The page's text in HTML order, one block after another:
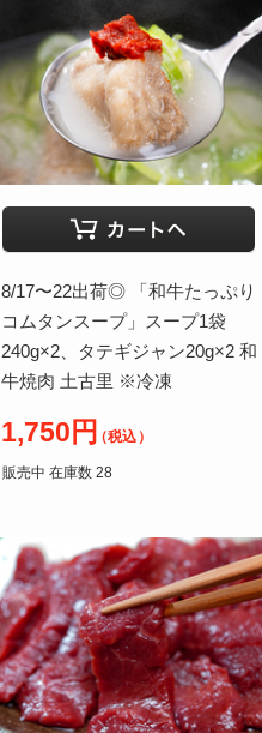
8/17〜22出荷◎ 「和牛たっぷり
コムタンスープ」スープ1袋
240g×2、タテギジャン20g×2 和
牛焼肉 土古里 ※冷凍
1,750円（税込）
販売中 在庫数 28